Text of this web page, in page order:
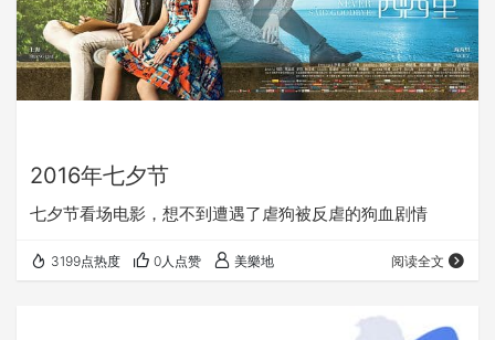
2016年七夕节
七夕节看场电影，想不到遭遇了虐狗被反虐的狗血剧情
3199点热度 0人点赞 美樂地 阅读全文